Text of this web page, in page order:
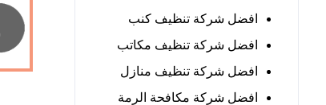
افضل شركة تنظيف كنب
افضل شركة تنظيف مكاتب
افضل شركة تنظيف منازل
افضل شركة مكافحة الرمة